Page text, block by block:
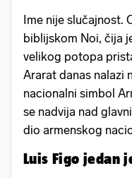
Ime nije slučajnost.
biblijskom Noi, čija
velikog potopa
Ararat danas nalazi
nacionalni simbol
se nadvija nad
dio armenskog
Luis Figo jedan